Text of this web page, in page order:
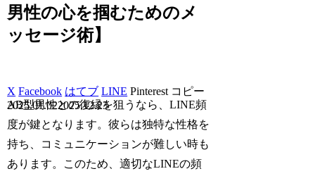
男性の心を掴むためのメ
ッセージ術】
X Facebook はてブ LINE Pinterest コピー
2025.01.022025.12.23
AB型男性との復縁を狙うなら、LINE頻
度が鍵となります。彼らは独特な性格を
持ち、コミュニケーションが難しい時も
あります。このため、適切なLINEの頻